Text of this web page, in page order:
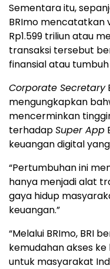
Sementara itu,
BRImo mencatatkan
Rp1.599 triliun atau
transaksi tersebut
finansial atau tumbuh
Corporate Secretary
mengungkapkan
mencerminkan
terhadapSuper App
keuangan digital
“Pertumbuhan ini
hanya menjadi alat
gaya hidup
keuangan.”
“Melalui BRImo, BRI
kemudahan akses
untuk masyarakat